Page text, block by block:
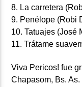
8. La carretera
9. Penélope (Robi
10. Tatuajes (José
11. Trátame
Viva Pericos! fue
Chapasom, Bs.